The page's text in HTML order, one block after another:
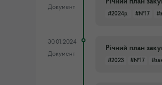
Документ
Річний план
#2024р. #№17
30.01.2024
Документ
Річний план
#2023 #№17